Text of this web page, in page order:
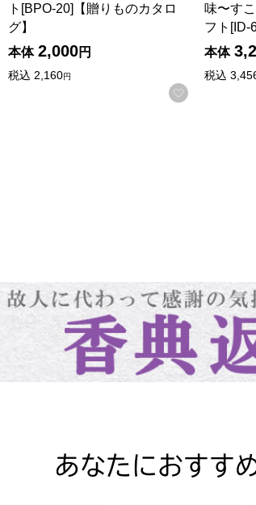
に入りに登録する
ト[BPO-20]【贈りものカタロ
グ】
本体 2,000円
税込 2,160円
お気に入り
味〜す
フト
本体
税込
あなたにおすす
むことができます。